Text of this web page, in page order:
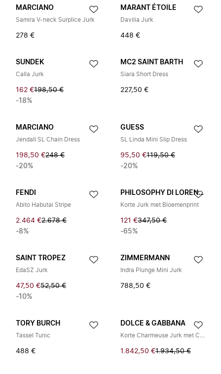
MARCIANO
Samira V-neck Surplice Jurk
278 €
MARANT ÉTOILE
Davilia Jurk
448 €
SUNDEK
Calla Jurk
162 €198,50 €
-18%
MC2 SAINT BARTH
Siara Short Dress
227,50 €
MARCIANO
Jendall SL Chain Dress
198,50 €248 €
-20%
GUESS
SL Linda Mini Slip Dress
95,50 €119,50 €
-20%
FENDI
Abito Habutai Stripe
2.464 €2.678 €
-8%
PHILOSOPHY DI LORENZO SERAFINI
Korte Jurk met Bloemenprint
121 €347,50 €
-65%
SAINT TROPEZ
EdaSZ Jurk
47,50 €52,50 €
-10%
ZIMMERMANN
Indra Plunge Mini Jurk
788,50 €
TORY BURCH
Tassel Tunic
488 €
DOLCE & GABBANA
Korte Charmeuse Jurk met Carretto Print
1.842,50 €1.934,50 €